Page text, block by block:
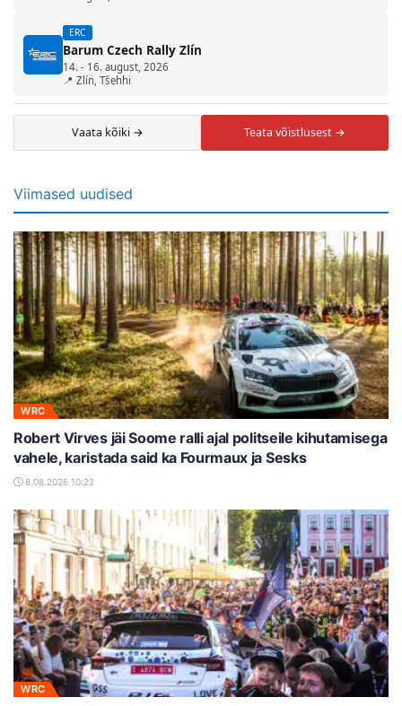
ERC
Barum Czech Rally Zlín
14. - 16. august, 2026
📍 Zlín, Tšehhi
Vaata kõiki → Teata võistlusest →
Viimased uudised
WRC
Robert Virves jäi Soome ralli ajal politseile kihutamisega
vahele, karistada said ka Fourmaux ja Sesks
8.08.2026 10:22
WRC